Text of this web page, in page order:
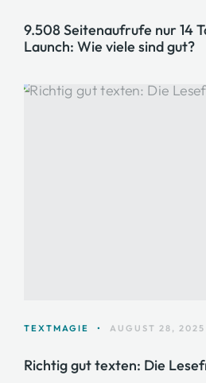
9.508 Seitenaufrufe nur 14
Launch: Wie viele sind gut?
TEXTMAGIE • AUGUST 28, 2025
Richtig gut texten: Die